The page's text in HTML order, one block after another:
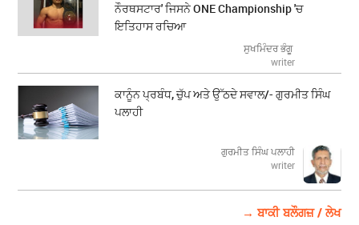
ਨੌਰਥਸਟਾਰ' ਜਿਸਨੇ ONE Championship 'ਚ
ਇਤਿਹਾਸ ਰਚਿਆ
ਸੁਖਮਿੰਦਰ ਭੰਗੂ
writer
ਕਾਨੂੰਨ ਪ੍ਰਬੰਧ, ਚੁੱਪ ਅਤੇ ਉੱਠਦੇ ਸਵਾਲ/- ਗੁਰਮੀਤ ਸਿੰਘ
ਪਲਾਹੀ
ਗੁਰਮੀਤ ਸਿੰਘ ਪਲਾਹੀ
writer
→ ਬਾਕੀ ਬਲੌਗਜ਼ / ਲੇਖ